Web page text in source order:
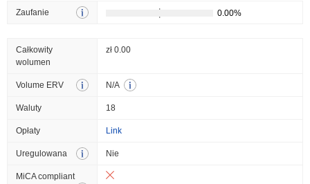
Zaufanie
Całkowity
wolumen
zł 0.00
Volume ERV N/A
Waluty 18
Opłaty Link
Uregulowana Nie
MiCA compliant